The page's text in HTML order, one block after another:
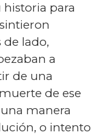
historia para
de lado,
a
de una
de ese
manera
o intento